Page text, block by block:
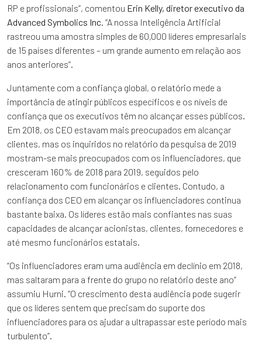
RP e profissionais”, comentou Erin Kelly, diretor executivo da
Advanced Symbolics Inc. “A nossa Inteligência Artificial
rastreou uma amostra simples de 60,000 líderes empresariais
de 15 países diferentes – um grande aumento em relação aos
anos anteriores”.
Juntamente com a confiança global, o relatório mede a
importância de atingir públicos específicos e os níveis de
confiança que os executivos têm no alcançar esses públicos.
Em 2018, os CEO estavam mais preocupados em alcançar
clientes, mas os inquiridos no relatório da pesquisa de 2019
mostram-se mais preocupados com os influenciadores, que
cresceram 160% de 2018 para 2019, seguidos pelo
relacionamento com funcionários e clientes. Contudo, a
confiança dos CEO em alcançar os influenciadores continua
bastante baixa. Os líderes estão mais confiantes nas suas
capacidades de alcançar acionistas, clientes, fornecedores e
até mesmo funcionários estatais.
“Os influenciadores eram uma audiência em declínio em 2018,
mas saltaram para a frente do grupo no relatório deste ano”
assumiu Hurni. “O crescimento desta audiência pode sugerir
que os líderes sentem que precisam do suporte dos
influenciadores para os ajudar a ultrapassar este período mais
turbulento”.